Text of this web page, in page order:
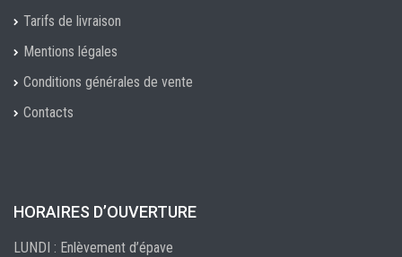
Tarifs de livraison
Mentions légales
Conditions générales de vente
Contacts
HORAIRES D’OUVERTURE
LUNDI : Enlèvement d’épave